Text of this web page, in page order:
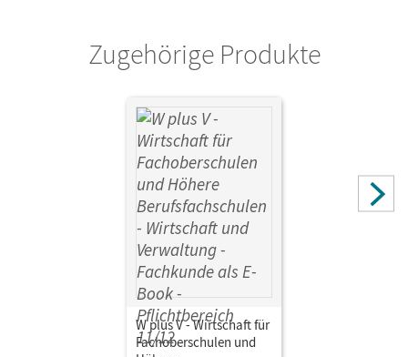
Zugehörige Produkte
W plus V - Wirtschaft für
Fachoberschulen und